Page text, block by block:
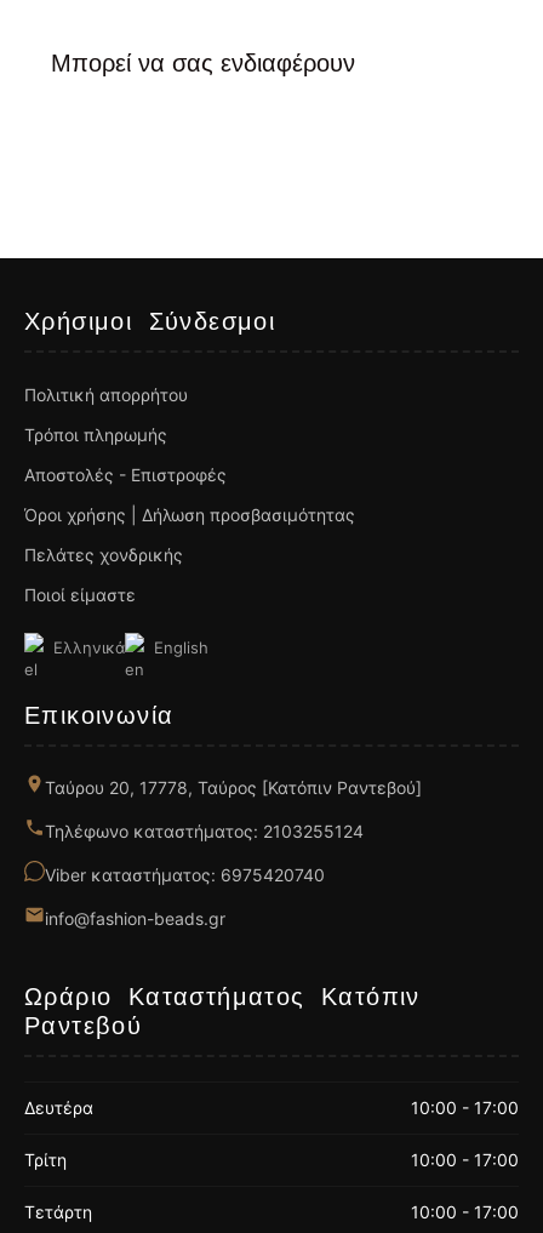
Μπορεί να σας ενδιαφέρουν
Χρήσιμοι Σύνδεσμοι
Πολιτική απορρήτου
Τρόποι πληρωμής
Αποστολές - Επιστροφές
Όροι χρήσης | Δήλωση προσβασιμότητας
Πελάτες χονδρικής
Ποιοί είμαστε
Ελληνικά English
Επικοινωνία
Ταύρου 20, 17778, Ταύρος [Κατόπιν Ραντεβού]
Τηλέφωνο καταστήματος: 2103255124
Viber καταστήματος: 6975420740
info@fashion-beads.gr
Ωράριο Καταστήματος Κατόπιν
Ραντεβού
Δευτέρα 10:00 - 17:00
Τρίτη 10:00 - 17:00
Τετάρτη 10:00 - 17:00